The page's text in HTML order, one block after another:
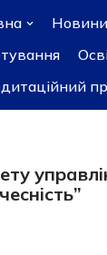
Новини